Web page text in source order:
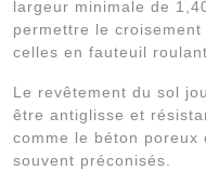
largeur minimale de
permettre le
celles en fauteuil
Le revêtement du sol
être antiglisse et
comme le béton poreux
souvent préconisés.